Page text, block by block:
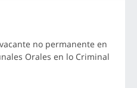
no permanente en
Orales en lo Criminal